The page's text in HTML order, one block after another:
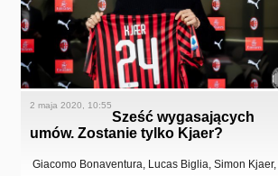
2 maja 2020, 10:55
Sześć wygasających
umów. Zostanie tylko Kjaer?
Giacomo Bonaventura, Lucas Biglia, Simon Kjaer,